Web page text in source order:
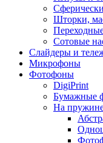
Шторки,
Сотовые
Слайдеры и
Микрофоны
Фотофоны
DigiPrint
Бумажные
На